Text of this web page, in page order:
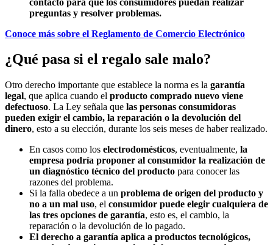
preguntas y resolver problemas.
Conoce más sobre el Reglamento de Comercio Electrónico
¿Qué pasa si el regalo sale malo?
Otro derecho importante que establece la norma es la garantía
legal, que aplica cuando el producto comprado nuevo viene
defectuoso. La Ley señala que las personas consumidoras
pueden exigir el cambio, la reparación o la devolución del
dinero, esto a su elección, durante los seis meses de haber realizado.
En casos como los electrodomésticos, eventualmente, la
empresa podría proponer al consumidor la realización de
un diagnóstico técnico del producto para conocer las
razones del problema.
Si la falla obedece a un problema de origen del producto y
no a un mal uso, el consumidor puede elegir cualquiera de
las tres opciones de garantía, esto es, el cambio, la
reparación o la devolución de lo pagado.
El derecho a garantía aplica a productos tecnológicos,